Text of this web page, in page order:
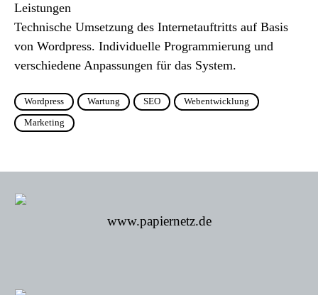
Leistungen
Technische Umsetzung des Internetauftritts auf Basis
von Wordpress. Individuelle Programmierung und
verschiedene Anpassungen für das System.
Wordpress Wartung SEO Webentwicklung
Marketing
www.papiernetz.de